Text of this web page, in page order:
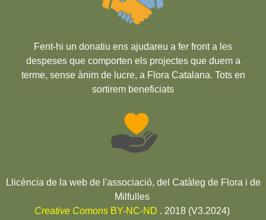
Fent-hi un donatiu ens ajudareu a fer front a les
despeses que comporten els projectes que duem a
terme, sense ànim de lucre, a Flora Catalana. Tots en
sortirem beneficiats
Llicència de la web de l'associació, del Catàleg de Flora i de
Milfulles
Creative ComonsBY-NC-ND . 2018 (V3.2024)